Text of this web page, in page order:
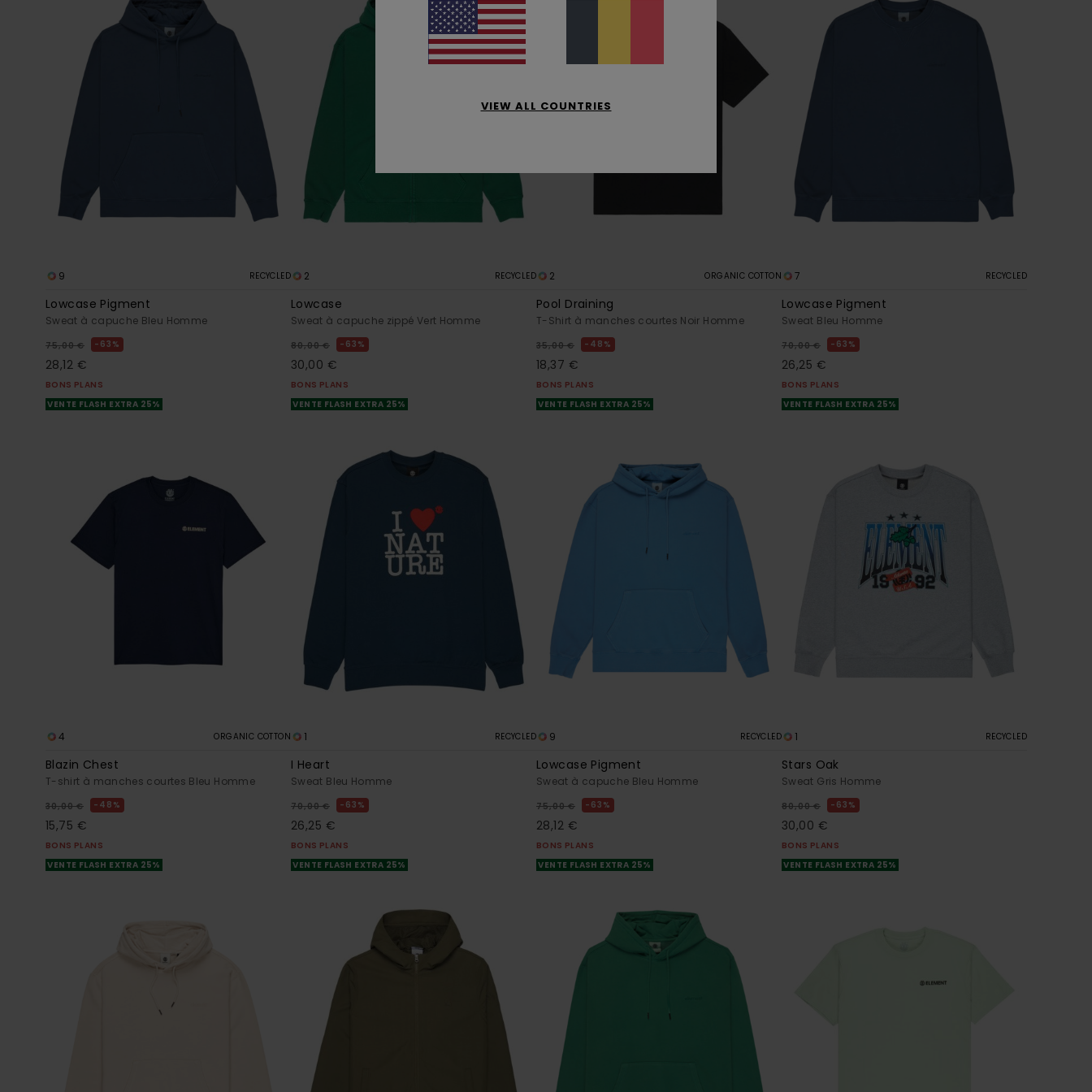
9 RECYCLED
Lowcase Pigment
Sweat à capuche Bleu Homme
75,00 € 63%
28,12 €
BONS PLANS
VENTE FLASH EXTRA 25%
2 RECYCLED
Lowcase
Sweat à capuche zippé Vert Homme
80,00 € 63%
30,00 €
BONS PLANS
VENTE FLASH EXTRA 25%
2 ORGANIC COTTON
Pool Draining
T-Shirt à manches courtes Noir Homme
35,00 € 48%
18,37 €
BONS PLANS
VENTE FLASH EXTRA 25%
7 RECYCLED
Lowcase Pigment
Sweat Bleu Homme
70,00 € 63%
26,25 €
BONS PLANS
VENTE FLASH EXTRA 25%
4 ORGANIC COTTON
Blazin Chest
T-shirt à manches courtes Bleu Homme
30,00 € 48%
15,75 €
BONS PLANS
VENTE FLASH EXTRA 25%
1 RECYCLED
I Heart
Sweat Bleu Homme
70,00 € 63%
26,25 €
BONS PLANS
VENTE FLASH EXTRA 25%
9 RECYCLED
Lowcase Pigment
Sweat à capuche Bleu Homme
75,00 € 63%
28,12 €
BONS PLANS
VENTE FLASH EXTRA 25%
1 RECYCLED
Stars Oak
Sweat Gris Homme
80,00 € 63%
30,00 €
BONS PLANS
VENTE FLASH EXTRA 25%
VIEW ALL COUNTRIES